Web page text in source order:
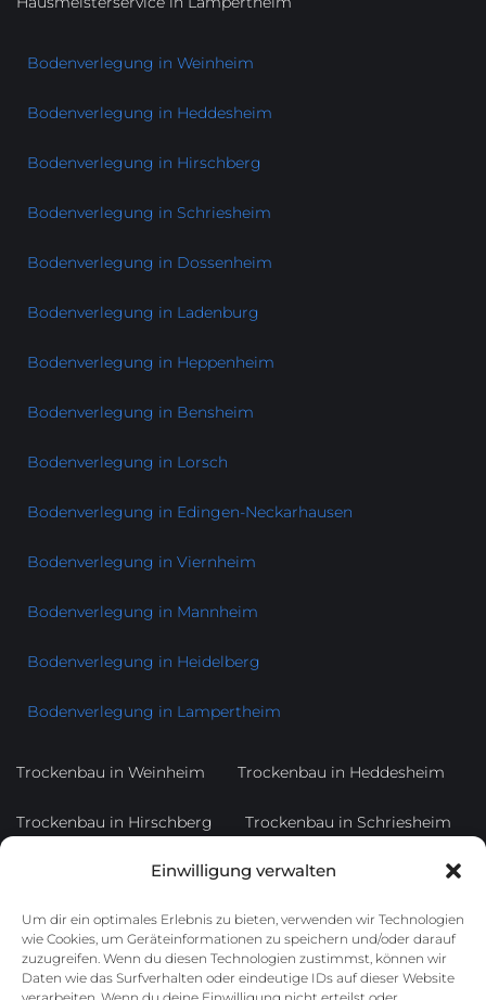
Einwilligung verwalten
Um dir ein optimales Erlebnis zu bieten, verwenden wir Technologien
wie Cookies, um Geräteinformationen zu speichern und/oder darauf
zuzugreifen. Wenn du diesen Technologien zustimmst, können wir
Daten wie das Surfverhalten oder eindeutige IDs auf dieser Website
Bodenverlegung in Weinheim
Bodenverlegung in Heddesheim
Bodenverlegung in Hirschberg
Bodenverlegung in Schriesheim
Bodenverlegung in Dossenheim
Bodenverlegung in Ladenburg
Bodenverlegung in Heppenheim
Bodenverlegung in Bensheim
Bodenverlegung in Lorsch
Bodenverlegung in Edingen-Neckarhausen
Bodenverlegung in Viernheim
Bodenverlegung in Mannheim
Bodenverlegung in Heidelberg
Bodenverlegung in Lampertheim
Trockenbau in Weinheim Trockenbau in Heddesheim
Trockenbau in Hirschberg Trockenbau in Schriesheim
Trockenbau in Dossenheim Trockenbau in Ladenburg
Trockenbau in Heppenheim Trockenbau in Bensheim
Trockenbau in Lorsch